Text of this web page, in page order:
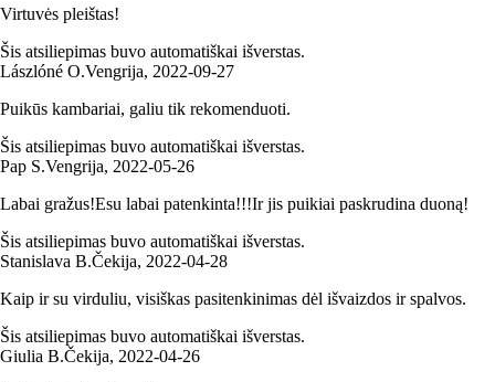
Virtuvės pleištas!
Šis atsiliepimas buvo automatiškai išverstas.
Lászlóné O.Vengrija, 2022‑09‑27
Puikūs kambariai, galiu tik rekomenduoti.
Šis atsiliepimas buvo automatiškai išverstas.
Pap S.Vengrija, 2022‑05‑26
Labai gražus!Esu labai patenkinta!!!Ir jis puikiai paskrudina duoną!
Šis atsiliepimas buvo automatiškai išverstas.
Stanislava B.Čekija, 2022‑04‑28
Kaip ir su virduliu, visiškas pasitenkinimas dėl išvaizdos ir spalvos.
Šis atsiliepimas buvo automatiškai išverstas.
Giulia B.Čekija, 2022‑04‑26